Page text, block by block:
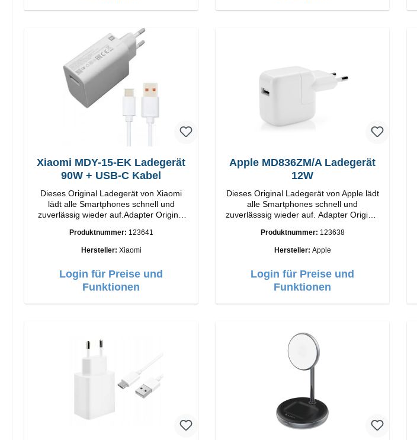
Xiaomi MDY-15-EK Ladegerät
90W + USB-C Kabel
Dieses Original Ladegerät von Xiaomi
lädt alle Smartphones schnell und
zuverlässig wieder auf.Adapter Original
Anschlüsse: USB-A Output: 90W Farbe:
Produktnummer: 123641
Hersteller: Xiaomi
Login für Preise und
Funktionen
Apple MD836ZM/A Ladegerät
12W
Dieses Original Ladegerät von Apple lädt
alle Smartphones schnell und
zuverlässsig wieder auf. Adapter Original
Anschlüsse: USB-A Output: 12W Farbe:
Weiss
Produktnummer: 123638
Hersteller: Apple
Login für Preise und
Funktionen